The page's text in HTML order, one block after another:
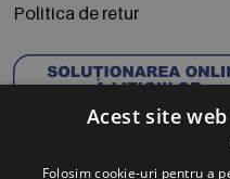
Politica de retur
Acest site
Folosim cookie-uri pentru a